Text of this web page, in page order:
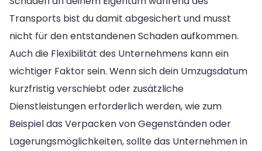
Transports bist du damit abgesichert und musst
nicht für den entstandenen Schaden aufkommen.
Auch die Flexibilität des Unternehmens kann ein
wichtiger Faktor sein. Wenn sich dein Umzugsdatum
kurzfristig verschiebt oder zusätzliche
Dienstleistungen erforderlich werden, wie zum
Beispiel das Verpacken von Gegenständen oder
Lagerungsmöglichkeiten, sollte das Unternehmen in